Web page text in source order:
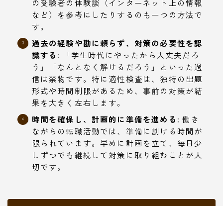
の受験者の体験談（インターネット上の情報
など）を参考にしたりするのも一つの方法で
す。
過去の経験や勘に頼らず、対策の必要性を認
識する:
「学生時代にやったから大丈夫だろ
う」「なんとなく解けるだろう」といった過
信は禁物です。特に適性検査は、独特の出題
形式や時間制限があるため、事前の対策が結
果を大きく左右します。
時間を確保し、計画的に準備を進める: 働き
ながらの転職活動では、準備に割ける時間が
限られています。早めに計画を立て、毎日少
しずつでも継続して対策に取り組むことが大
切です。